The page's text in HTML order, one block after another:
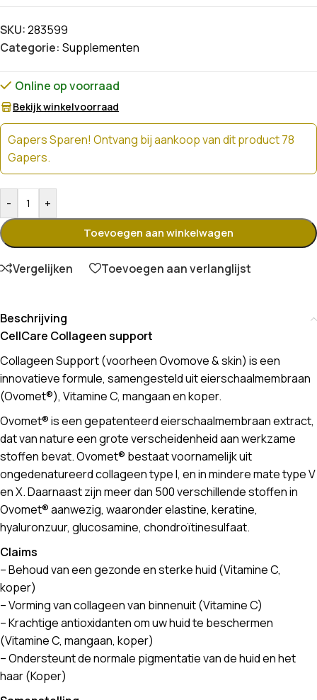
SKU:283599
Categorie: Supplementen
Online op voorraad
Bekijk winkelvoorraad
Gapers Sparen! Ontvang bij aankoop van dit product 78
Gapers.
- +
Toevoegen aan winkelwagen
Vergelijken Toevoegen aan verlanglijst
Beschrijving
CellCare Collageen support
Collageen Support (voorheen Ovomove & skin) is een
innovatieve formule, samengesteld uit eierschaalmembraan
(Ovomet®), Vitamine C, mangaan en koper.
Ovomet® is een gepatenteerd eierschaalmembraan extract,
dat van nature een grote verscheidenheid aan werkzame
stoffen bevat. Ovomet® bestaat voornamelijk uit
ongedenatureerd collageen type I, en in mindere mate type V
en X. Daarnaast zijn meer dan 500 verschillende stoffen in
Ovomet® aanwezig, waaronder elastine, keratine,
hyaluronzuur, glucosamine, chondroïtinesulfaat.
Claims
– Behoud van een gezonde en sterke huid (Vitamine C,
koper)
– Vorming van collageen van binnenuit (Vitamine C)
– Krachtige antioxidanten om uw huid te beschermen
(Vitamine C, mangaan, koper)
– Ondersteunt de normale pigmentatie van de huid en het
haar (Koper)